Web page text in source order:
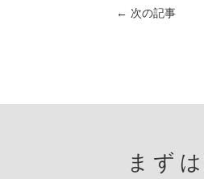
← 次の記事
まず